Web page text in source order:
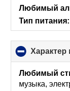
Любимый
Тип питания:
Характер
Любимый
музыка,